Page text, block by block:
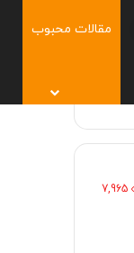
جستجومقالات محبوب
7,965